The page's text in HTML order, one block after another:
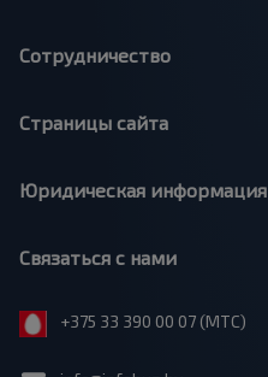
Сотрудничество
Страницы сайта
Юридическая информация
Связаться с нами
+375 33 390 00 07 (МТС)